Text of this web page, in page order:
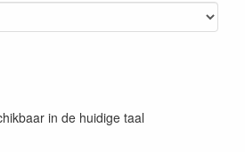
in de huidige taal